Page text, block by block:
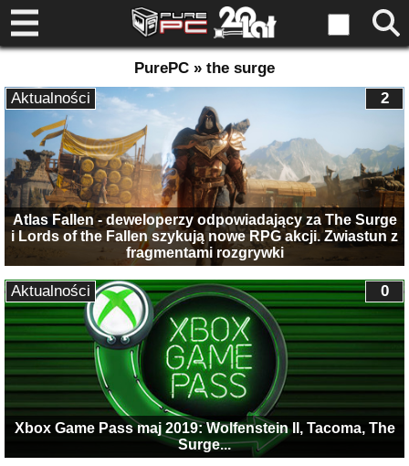
PurePC » the surge
Atlas Fallen - deweloperzy odpowiadający za The Surge
i Lords of the Fallen szykują nowe RPG akcji. Zwiastun z
fragmentami rozgrywki
2
Aktualności
Xbox Game Pass maj 2019: Wolfenstein II, Tacoma, The
Surge...
0
Aktualności